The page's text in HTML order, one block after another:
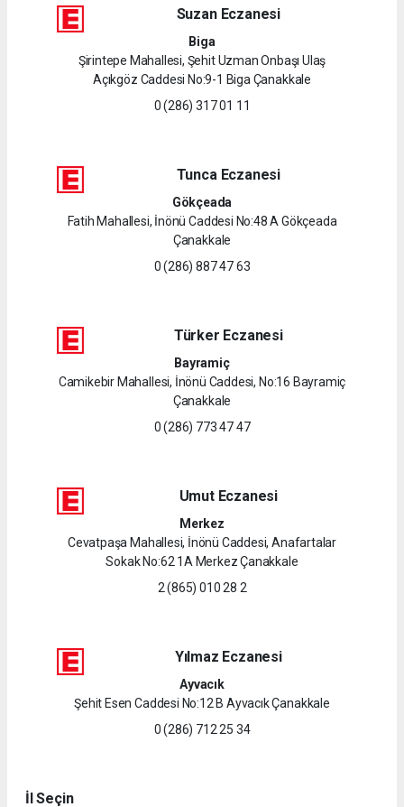
Suzan Eczanesi
Biga
Şirintepe Mahallesi, Şehit Uzman Onbaşı Ulaş
Açıkgöz Caddesi No:9-1 Biga Çanakkale
0 (286) 317 01 11
Tunca Eczanesi
Gökçeada
Fatih Mahallesi, İnönü Caddesi No:48 A Gökçeada
Çanakkale
0 (286) 887 47 63
Türker Eczanesi
Bayramiç
Camikebir Mahallesi, İnönü Caddesi, No:16 Bayramiç
Çanakkale
0 (286) 773 47 47
Umut Eczanesi
Merkez
Cevatpaşa Mahallesi, İnönü Caddesi, Anafartalar
Sokak No:62 1A Merkez Çanakkale
2 (865) 010 28 2
Yılmaz Eczanesi
Ayvacık
Şehit Esen Caddesi No:12 B Ayvacık Çanakkale
0 (286) 712 25 34
İl Seçin